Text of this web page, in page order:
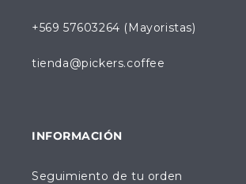
+569 57603264 (Mayoristas)
tienda@pickers.coffee
INFORMACIÓN
Seguimiento de tu orden